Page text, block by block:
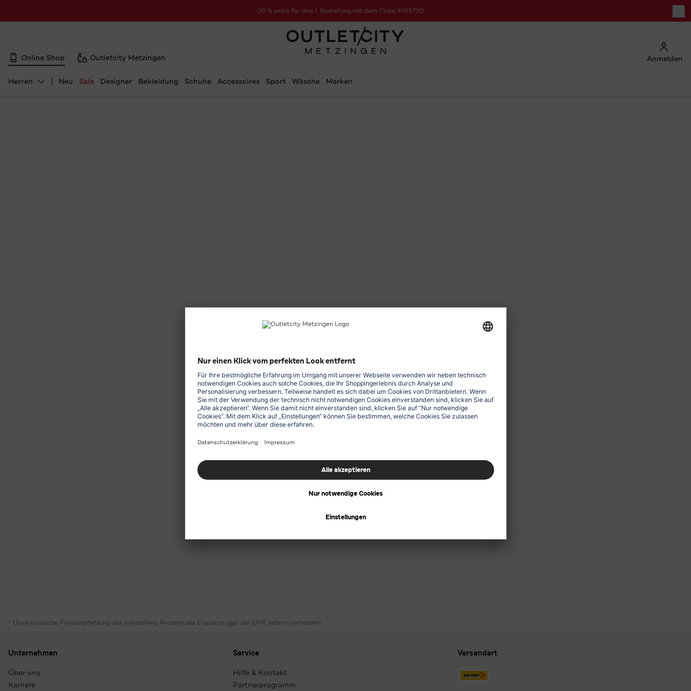
-20 % extra für Ihre 1. Bestellung mit dem Code: FIRST20
Online Shop Outletcity Metzingen Anmelden
Abteilung ändern, ausgewählt:
Herren Neu Sale Designer Bekleidung Schuhe Accessoires Sport Wäsche Marken
* Unverbindliche Preisempfehlung des Herstellers. Prozentuale Ersparnis ggü. der UVP, sofern vorhanden
Unternehmen
Über uns
Karriere
Service
Hilfe & Kontakt
Partnerprogramm
Versandart